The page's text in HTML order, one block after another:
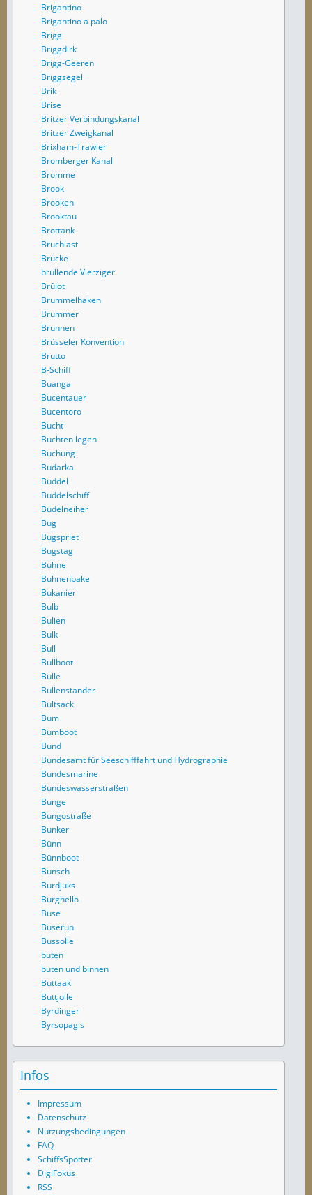
Brigantino
Brigantino a palo
Brigg
Briggdirk
Brigg-Geeren
Briggsegel
Brik
Brise
Britzer Verbindungskanal
Britzer Zweigkanal
Brixham-Trawler
Bromberger Kanal
Bromme
Brook
Brooken
Brooktau
Brottank
Bruchlast
Brücke
brüllende Vierziger
Brûlot
Brummelhaken
Brummer
Brunnen
Brüsseler Konvention
Brutto
B-Schiff
Buanga
Bucentauer
Bucentoro
Bucht
Buchten legen
Buchung
Budarka
Buddel
Buddelschiff
Büdelneiher
Bug
Bugspriet
Bugstag
Buhne
Buhnenbake
Bukanier
Bulb
Bulien
Bulk
Bull
Bullboot
Bulle
Bullenstander
Bultsack
Bum
Bumboot
Bund
Bundesamt für Seeschifffahrt und Hydrographie
Bundesmarine
Bundeswasserstraßen
Bunge
Bungostraße
Bunker
Bünn
Bünnboot
Bunsch
Burdjuks
Burghello
Büse
Buserun
Bussolle
buten
buten und binnen
Buttaak
Buttjolle
Byrdinger
Byrsopagis
Infos
Impressum
Datenschutz
Nutzungsbedingungen
FAQ
SchiffsSpotter
DigiFokus
RSS